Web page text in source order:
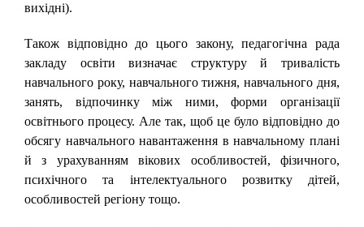
вихідні).
Також відповідно до цього закону, педагогічна рада
закладу освіти визначає структуру й тривалість
навчального року, навчального тижня, навчального дня,
занять, відпочинку між ними, форми організації
освітнього процесу. Але так, щоб це було відповідно до
обсягу навчального навантаження в навчальному плані
й з урахуванням вікових особливостей, фізичного,
психічного та інтелектуального розвитку дітей,
особливостей регіону тощо.